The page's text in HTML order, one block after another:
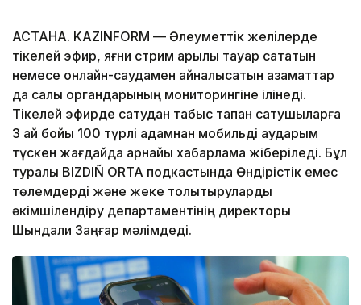
АСТАНА. KAZINFORM — Әлеуметтік желілерде
тікелей эфир, яғни стрим арқылы тауар сататын
немесе онлайн-саудамен айналысатын азаматтар
да салық органдарының мониторингіне ілінеді.
Тікелей эфирде сатудан табыс тапқан сатушыларға
3 ай бойы 100 түрлі адамнан мобильді аударым
түскен жағдайда арнайы хабарлама жіберіледі. Бұл
туралы BIZDIÑ ORTA подкастында Өндірістік емес
төлемдерді және жеке толықтыруларды
әкімшілендіру департаментінің директоры
Шындали Заңғар мәлімдеді.